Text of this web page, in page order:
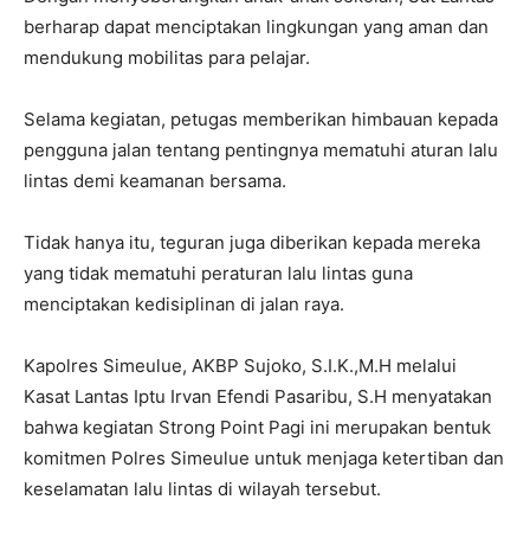
berharap dapat menciptakan lingkungan yang aman dan
mendukung mobilitas para pelajar.
Selama kegiatan, petugas memberikan himbauan kepada
pengguna jalan tentang pentingnya mematuhi aturan lalu
lintas demi keamanan bersama.
Tidak hanya itu, teguran juga diberikan kepada mereka
yang tidak mematuhi peraturan lalu lintas guna
menciptakan kedisiplinan di jalan raya.
Kapolres Simeulue, AKBP Sujoko, S.I.K.,M.H melalui
Kasat Lantas Iptu Irvan Efendi Pasaribu, S.H menyatakan
bahwa kegiatan Strong Point Pagi ini merupakan bentuk
komitmen Polres Simeulue untuk menjaga ketertiban dan
keselamatan lalu lintas di wilayah tersebut.